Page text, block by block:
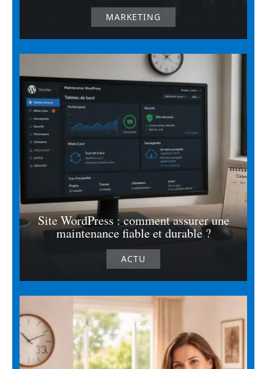
MARKETING
Site WordPress : comment assurer une
maintenance fiable et durable ?
ACTU